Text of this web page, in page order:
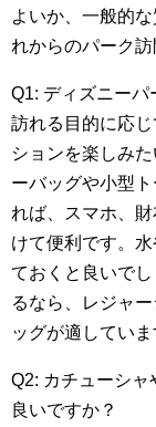
よいか、一般的
れからのパーク訪
Q1: ディズニーパ
訪れる目的に応
ションを楽しみ
ーバッグや小型
れば、スマホ、
けて便利です。
ておくと良いで
るなら、レジャ
ッグが適していま
Q2: カチューシ
良いですか？